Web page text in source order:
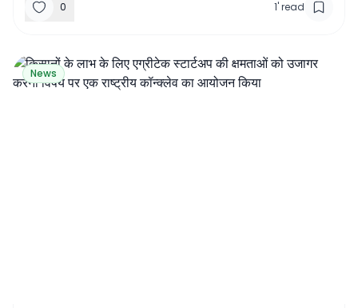
0 1'read
News